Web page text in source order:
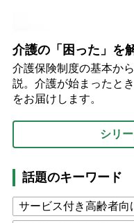
介護の「困った」を
介護保険制度の基本か
説。介護が始まったと
をお届けします。
シリ
話題のキーワード
サービス付き高齢者向